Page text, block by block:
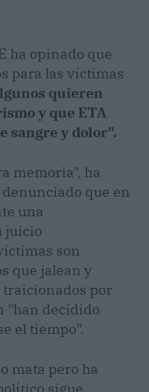
ha opinado que
para las víctimas
quieren
y que ETA
sangre y dolor".
memoria", ha
que en
una
juicio
son
que jalean y
por
"han decidido
el tiempo".
mata pero ha
sigue